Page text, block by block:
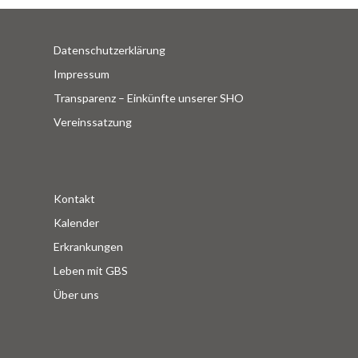
Datenschutzerklärung
Impressum
Transparenz – Einkünfte unserer SHO
Vereinssatzung
Kontakt
Kalender
Erkrankungen
Leben mit GBS
Über uns